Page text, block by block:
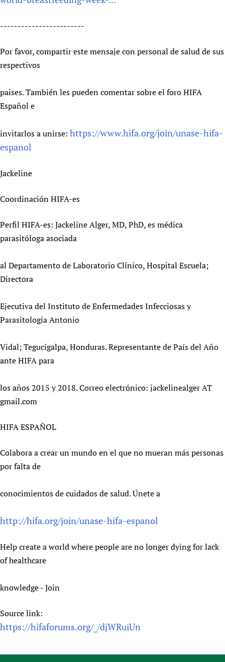
------------------------
Por favor, compartir este mensaje con personal de salud de sus
respectivos
paises. También les pueden comentar sobre el foro HIFA
Español e
invitarlos a unirse: https://www.hifa.org/join/unase-hifa-
espanol
Jackeline
Coordinación HIFA-es
Perfil HIFA-es: Jackeline Alger, MD, PhD, es médica
parasitóloga asociada
al Departamento de Laboratorio Clínico, Hospital Escuela;
Directora
Ejecutiva del Instituto de Enfermedades Infecciosas y
Parasitología Antonio
Vidal; Tegucigalpa, Honduras. Representante de País del Año
ante HIFA para
los años 2015 y 2018. Correo electrónico: jackelinealger AT
gmail.com
HIFA ESPAÑOL
Colabora a crear un mundo en el que no mueran más personas
por falta de
conocimientos de cuidados de salud. Únete a
http://hifa.org/join/unase-hifa-espanol
Help create a world where people are no longer dying for lack
of healthcare
knowledge - Join
Source link:
https://hifaforums.org/_/djWRuiUn